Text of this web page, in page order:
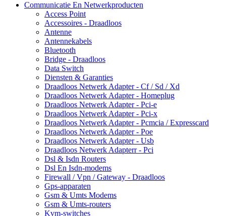
Communicatie En Netwerkproducten
Access Point
Accessoires - Draadloos
Antenne
Antennekabels
Bluetooth
Bridge - Draadloos
Data Switch
Diensten & Garanties
Draadloos Netwerk Adapter - Cf / Sd / Xd
Draadloos Netwerk Adapter - Homeplug
Draadloos Netwerk Adapter - Pci-e
Draadloos Netwerk Adapter - Pci-x
Draadloos Netwerk Adapter - Pcmcia / Expresscard
Draadloos Netwerk Adapter - Poe
Draadloos Netwerk Adapter - Usb
Draadloos Netwerk Adapterr - Pci
Dsl & Isdn Routers
Dsl En Isdn-modems
Firewall / Vpn / Gateway - Draadloos
Gps-apparaten
Gsm & Umts Modems
Gsm & Umts-routers
Kvm-switches